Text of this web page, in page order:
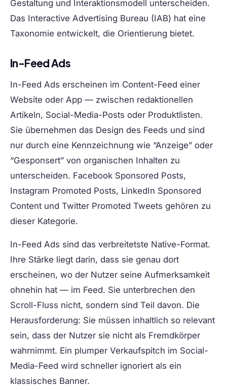
Gestaltung und Interaktionsmodell unterscheiden.
Das Interactive Advertising Bureau (IAB) hat eine
Taxonomie entwickelt, die Orientierung bietet.
In-Feed Ads
In-Feed Ads erscheinen im Content-Feed einer
Website oder App — zwischen redaktionellen
Artikeln, Social-Media-Posts oder Produktlisten.
Sie übernehmen das Design des Feeds und sind
nur durch eine Kennzeichnung wie “Anzeige” oder
“Gesponsert” von organischen Inhalten zu
unterscheiden. Facebook Sponsored Posts,
Instagram Promoted Posts, LinkedIn Sponsored
Content und Twitter Promoted Tweets gehören zu
dieser Kategorie.
In-Feed Ads sind das verbreitetste Native-Format.
Ihre Stärke liegt darin, dass sie genau dort
erscheinen, wo der Nutzer seine Aufmerksamkeit
ohnehin hat — im Feed. Sie unterbrechen den
Scroll-Fluss nicht, sondern sind Teil davon. Die
Herausforderung: Sie müssen inhaltlich so relevant
sein, dass der Nutzer sie nicht als Fremdkörper
wahrnimmt. Ein plumper Verkaufspitch im Social-
Media-Feed wird schneller ignoriert als ein
klassisches Banner.